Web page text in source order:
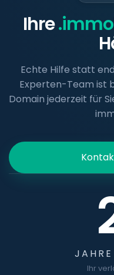
Ihre
Echte Hilfe statt
Experten-Team ist
Domain jederzeit für
Ihr